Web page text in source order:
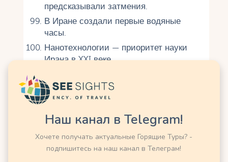
предсказывали затмения.
В Иране создали первые водяные
часы.
Нанотехнологии — приоритет науки
Ирана в XXI веке.
География и природа
Иран расположен между Каспийским
морем и Персидским заливом.
Гора Демавенд (5671 м) — высшая
точка Ирана и вулкан.
Наш канал в Telegram!
Хочете получать актуальные Горящие Туры? -
подпишитесь на наш канал в Телеграм!